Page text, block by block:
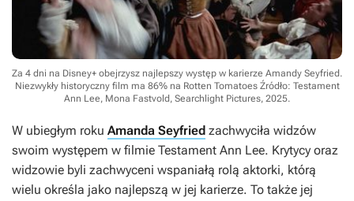
Za 4 dni na Disney+ obejrzysz najlepszy występ w karierze Amandy Seyfried.
Niezwykły historyczny film ma 86% na Rotten Tomatoes Źródło: Testament
Ann Lee, Mona Fastvold, Searchlight Pictures, 2025.
W ubiegłym roku Amanda Seyfried zachwyciła widzów
swoim występem w filmie Testament Ann Lee. Krytycy oraz
widzowie byli zachwyceni wspaniałą rolą aktorki, którą
wielu określa jako najlepszą w jej karierze. To także jej